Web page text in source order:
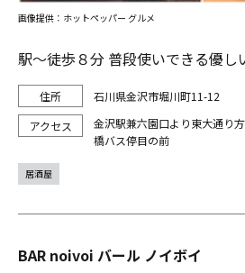
駅～徒歩８分 普段使いできる優し
石川県金沢市堀川町11-12
金沢駅兼六園口より東大通り
橋バス停目の前
画像提供：ホットペッパー グルメ
居酒屋
BAR noivoi バール ノイボイ